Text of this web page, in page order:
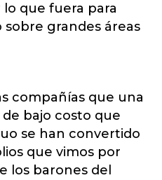
que fuera para
grandes áreas
compañías que una
bajo costo que
se han convertido
que vimos por
los barones del